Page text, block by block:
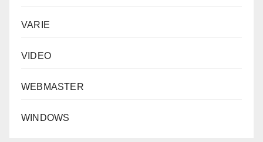
VARIE
VIDEO
WEBMASTER
WINDOWS